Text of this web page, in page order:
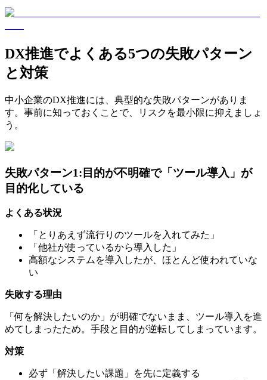
DX推進でよくある5つの失敗パターン
と対策
中小企業のDX推進には、典型的な失敗パターンがありま
す。事前に知っておくことで、リスクを最小限に抑えましょ
う。
失敗パターン1:目的が不明確で「ツール導入」が
目的化している
よくある状況
「とりあえず流行りのツールを入れてみた」
「他社が使っているから導入した」
高額なシステムを導入したが、ほとんど使われていな
い
失敗する理由
「何を解決したいのか」が明確でないまま、ツール導入を進
めてしまったため。手段と目的が逆転してしまっています。
対策
必ず「解決したい課題」を先に定義する